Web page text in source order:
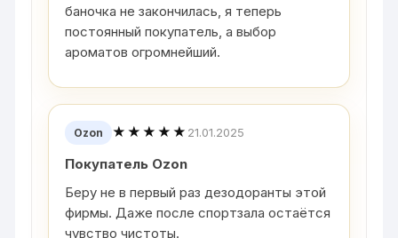
баночка не закончилась, я теперь
постоянный покупатель, а выбор
ароматов огромнейший.
Ozon ★★★★★ 21.01.2025
Покупатель Ozon
Беру не в первый раз дезодоранты этой
фирмы. Даже после спортзала остаётся
чувство чистоты.